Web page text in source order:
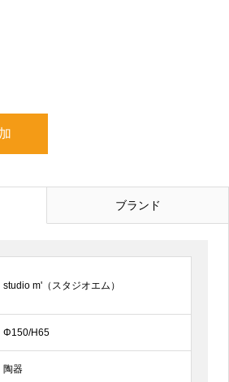
ブランド
studio m'（スタジオエム）
Φ150/H65
陶器